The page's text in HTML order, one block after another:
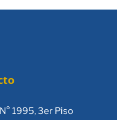
1995, 3er Piso